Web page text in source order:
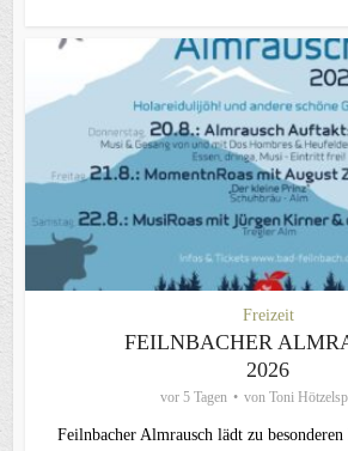
Freizeit
FEILNBACHER
2026
vor 5 Tagen von Toni
Feilnbacher Almrausch lädt zu